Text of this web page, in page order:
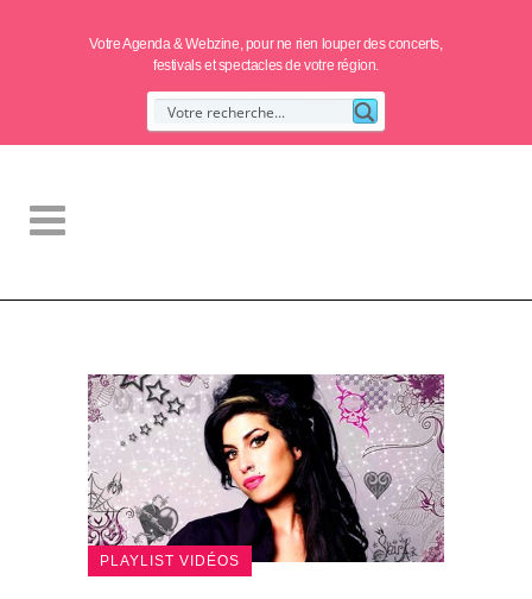
Votre Agenda & Webzine, pour ne rien louper des concerts,
festivals et spectacles de votre région.
PLAYLIST VIDÉOS